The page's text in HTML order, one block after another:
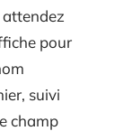
attendez
pour
suivi
champ